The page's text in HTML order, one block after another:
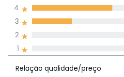
média de
5
1
2
3
4
Relação qualidade/preço